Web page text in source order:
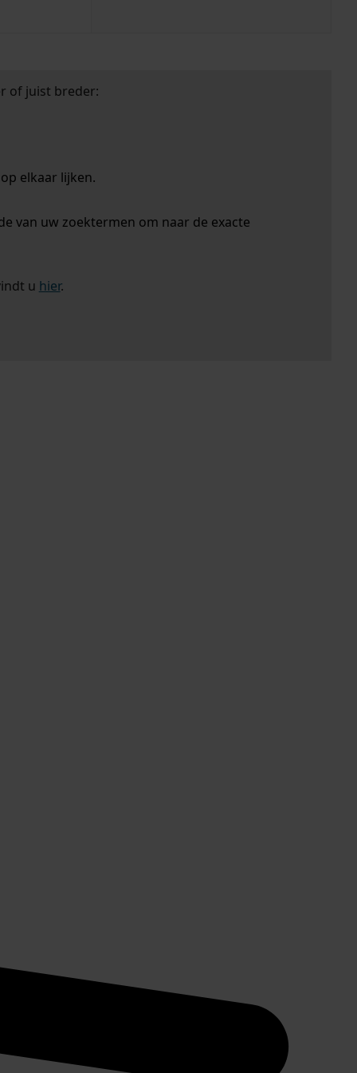
of juist breder:
elkaar lijken.
van uw zoektermen om naar de exacte
u hier.